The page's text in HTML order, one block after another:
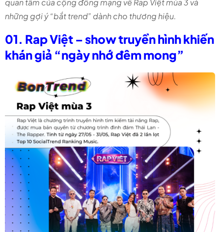
quan tâm của cộng đồng mạng về Rap Việt mùa 3 và
những gợi ý “bắt trend” dành cho thương hiệu.
01. Rap Việt – show truyền hình khiến
khán giả “ngày nhớ đêm mong”